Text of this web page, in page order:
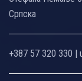
Српска
+387 57 320 330 |